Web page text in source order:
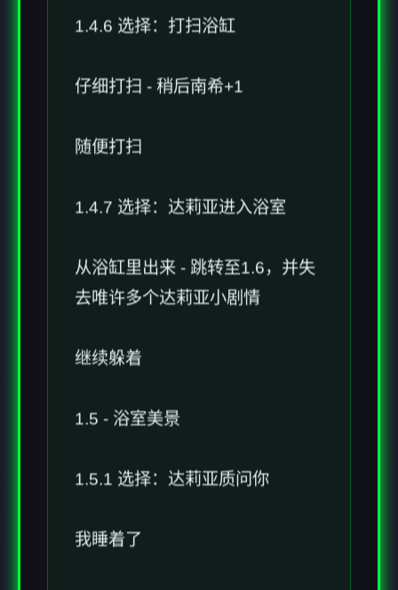
1.4.6 选择：打扫浴缸
仔细打扫 - 稍后南希+1
随便打扫
1.4.7 选择：达莉亚进入浴室
从浴缸里出来 - 跳转至1.6，并失
去唯许多个达莉亚小剧情
继续躲着
1.5 - 浴室美景
1.5.1 选择：达莉亚质问你
我睡着了